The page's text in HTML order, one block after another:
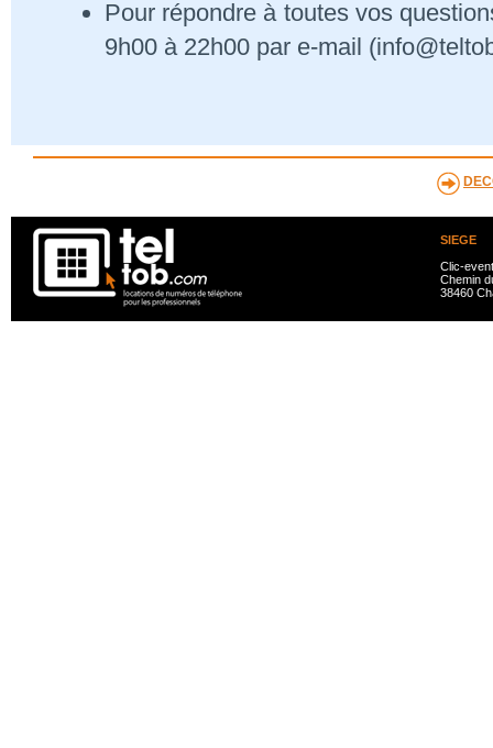
Pour répondre à toutes vos
9h00 à 22h00 par e-mail
SIEGE
Clic-
Chemin
38460